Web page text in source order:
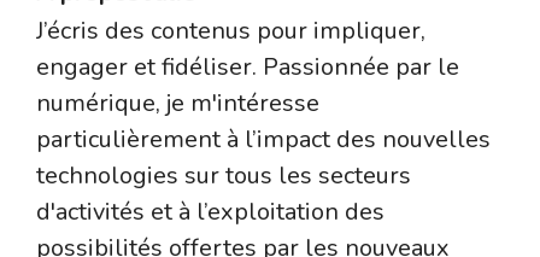
J’écris des contenus pour impliquer,
engager et fidéliser. Passionnée par le
numérique, je m'intéresse
particulièrement à l’impact des nouvelles
technologies sur tous les secteurs
d'activités et à l’exploitation des
possibilités offertes par les nouveaux